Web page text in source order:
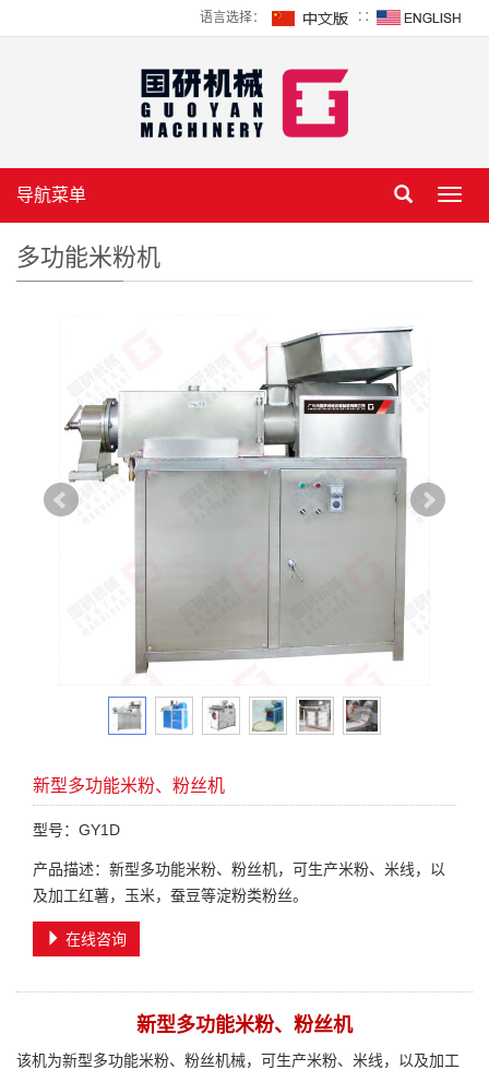
语言选择： ∷
导航菜单
多功能米粉机
新型多功能米粉、粉丝机
型号：GY1D
产品描述：新型多功能米粉、粉丝机，可生产米粉、米线，以
及加工红薯，玉米，蚕豆等淀粉类粉丝。
在线咨询
新型多功能米粉、粉丝机
该机为新型多功能米粉、粉丝机械，可生产米粉、米线，以及加工